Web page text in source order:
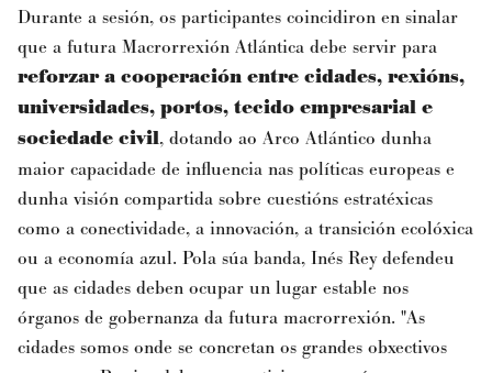
Durante a sesión, os participantes coincidiron en sinalar
que a futura Macrorrexión Atlántica debe servir para
reforzar a cooperación entre cidades, rexións,
universidades, portos, tecido empresarial e
sociedade civil, dotando ao Arco Atlántico dunha
maior capacidade de influencia nas políticas europeas e
dunha visión compartida sobre cuestións estratéxicas
como a conectividade, a innovación, a transición ecolóxica
ou a economía azul. Pola súa banda, Inés Rey defendeu
que as cidades deben ocupar un lugar estable nos
órganos de gobernanza da futura macrorrexión. "As
cidades somos onde se concretan os grandes obxectivos